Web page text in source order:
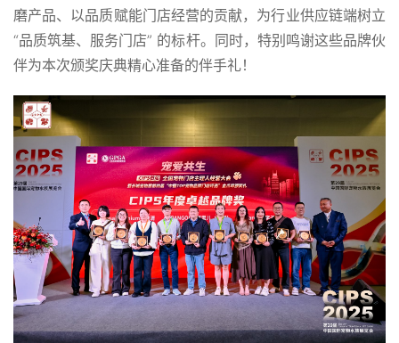
磨产品、以品质赋能门店经营的贡献，为行业供应链端树立
“品质筑基、服务门店” 的标杆。同时，特别鸣谢这些品牌伙
伴为本次颁奖庆典精心准备的伴手礼！